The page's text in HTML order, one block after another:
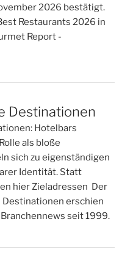
2026 bestätigt.
Restaurants 2026 in
Report -
Destinationen
Hotelbars
als bloße
sich zu eigenständigen
Identität. Statt
hier Zieladressen Der
Destinationen erschien
seit 1999.